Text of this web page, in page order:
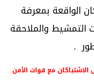
الواقعة بمعرفة
التمشيط والملاحقة
.
مع قوات الأمن